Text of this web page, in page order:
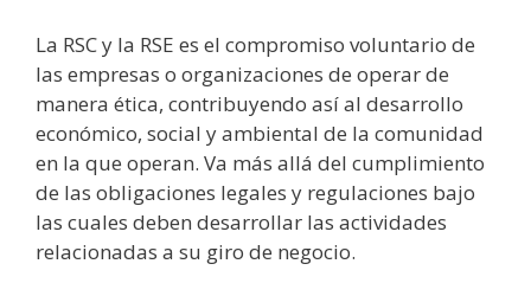
La RSC y la RSE es el compromiso voluntario de
las empresas o organizaciones de operar de
manera ética, contribuyendo así al desarrollo
económico, social y ambiental de la comunidad
en la que operan. Va más allá del cumplimiento
de las obligaciones legales y regulaciones bajo
las cuales deben desarrollar las actividades
relacionadas a su giro de negocio.